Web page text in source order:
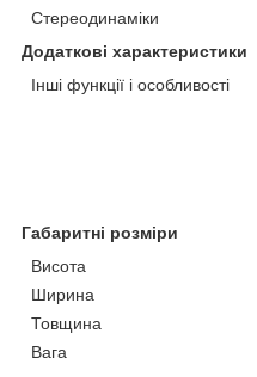
Стереодинаміки
Додаткові характеристики
Інші функції і особливості
Габаритні розміри
Висота
Ширина
Товщина
Вага